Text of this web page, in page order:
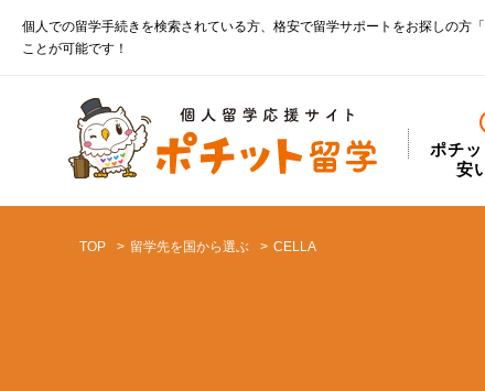
個人での留学手続きを検索されている方、格安で留学サポートをお探しの方
ことが可能です！
ポチ
安
TOP 留学先を国から選ぶ CELLA